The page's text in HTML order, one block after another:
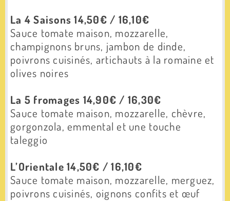
La 4 Saisons 14,50€ / 16,10€
Sauce tomate maison, mozzarelle,
champignons bruns, jambon de dinde,
poivrons cuisinés, artichauts à la romaine et
olives noires
La 5 fromages 14,90€ / 16,30€
Sauce tomate maison, mozzarelle, chèvre,
gorgonzola, emmental et une touche
taleggio
L’Orientale 14,50€ / 16,10€
Sauce tomate maison, mozzarelle, merguez,
poivrons cuisinés, oignons confits et œuf